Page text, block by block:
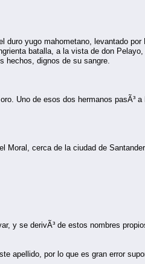
yugo mahometano, levantado por
batalla, a la vista de don
hechos, dignos de su sangre.
Uno de esos dos hermanos pasÃ³
Moral, cerca de la ciudad de
y se derivÃ³ de estos nombres
apellido, por lo que es gran error